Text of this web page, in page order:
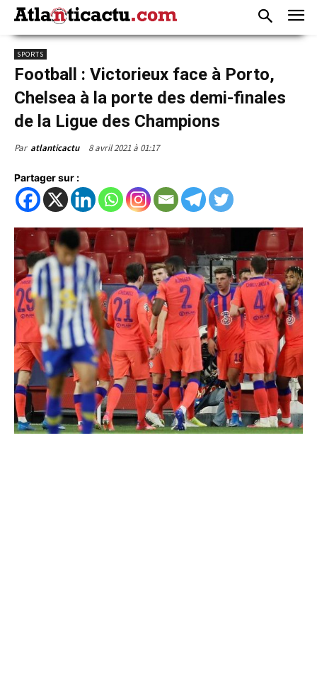
SPORTS
Football : Victorieux face à Porto,
Chelsea à la porte des demi-finales
de la Ligue des Champions
Par atlanticactu 8 avril 2021 à 01:17
Partager sur :